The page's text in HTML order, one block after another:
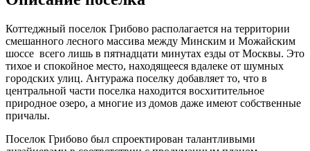
Коттеджный поселок Грибово располагается на территории
смешанного лесного массива между Минским и Можайским
шоссе всего лишь в пятнадцати минутах езды от Москвы. Это
тихое и спокойное место, находящееся вдалеке от шумных
городских улиц. Антуража поселку добавляет то, что в
центральной части поселка находится восхитительное
природное озеро, а многие из домов даже имеют собственные
причалы.
Поселок Грибово был спроектирован талантливыми